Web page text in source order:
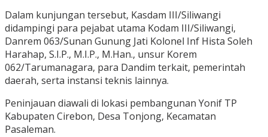
Dalam kunjungan tersebut, Kasdam III/Siliwangi
didampingi para pejabat utama Kodam III/Siliwangi,
Danrem 063/Sunan Gunung Jati Kolonel Inf Hista Soleh
Harahap, S.I.P., M.I.P., M.Han., unsur Korem
062/Tarumanagara, para Dandim terkait, pemerintah
daerah, serta instansi teknis lainnya.
Peninjauan diawali di lokasi pembangunan Yonif TP
Kabupaten Cirebon, Desa Tonjong, Kecamatan
Pasaleman.